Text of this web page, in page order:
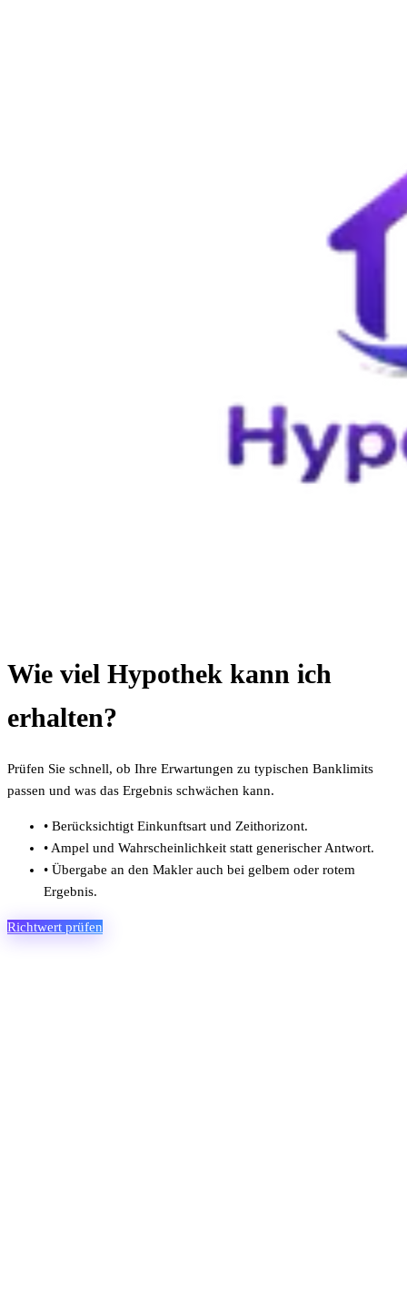
Wie viel Hypothek kann ich
erhalten?
Prüfen Sie schnell, ob Ihre Erwartungen zu typischen Banklimits
passen und was das Ergebnis schwächen kann.
• Berücksichtigt Einkunftsart und Zeithorizont.
• Ampel und Wahrscheinlichkeit statt generischer Antwort.
• Übergabe an den Makler auch bei gelbem oder rotem
Ergebnis.
Richtwert prüfen